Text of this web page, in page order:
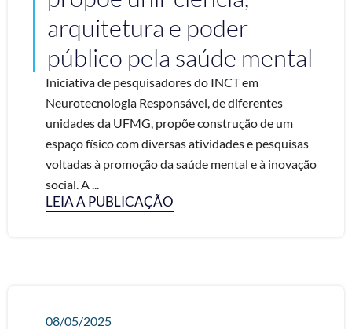
arquitetura e poder
público pela saúde mental
Iniciativa de pesquisadores do INCT em
Neurotecnologia Responsável, de diferentes
unidades da UFMG, propõe construção de um
espaço físico com diversas atividades e pesquisas
voltadas à promoção da saúde mental e à inovação
social. A ...
LEIA A PUBLICAÇÃO
08/05/2025